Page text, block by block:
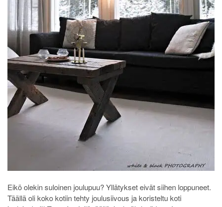
Eikö olekin suloinen joulupuu? Yllätykset eivät siihen loppuneet.
Täällä oli koko kotiin tehty joulusiivous ja koristeltu koti